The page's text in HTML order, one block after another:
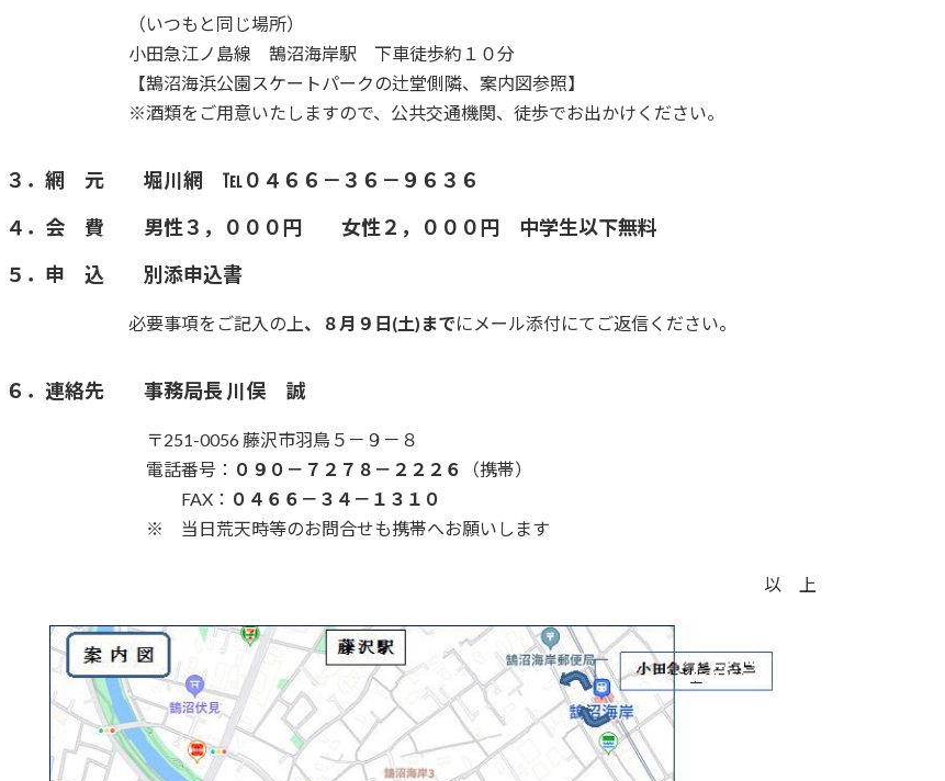
（いつもと同じ場所）
小田急江ノ島線 鵠沼海岸駅 下車徒歩約１０分
【鵠沼海浜公園スケートパークの辻堂側隣、案内図参照】
※酒類をご用意いたしますので、公共交通機関、徒歩でお出かけください。
３．網 元 堀川網 ℡０４６６－３６－９６３６
４．会 費 男性３，０００円 女性２，０００円 中学生以下無料
５．申 込 別添申込書
必要事項をご記入の上、８月９日(土)までにメール添付にてご返信ください。
６．連絡先 事務局長 川俣 誠
〒251-0056 藤沢市羽鳥５－９－８
電話番号： ０９０－７２７８－２２２６
（携帯）
FAX： ０４６６－３４－１３１０
※ 当日荒天時等のお問合せも携帯へお願いします
以 上